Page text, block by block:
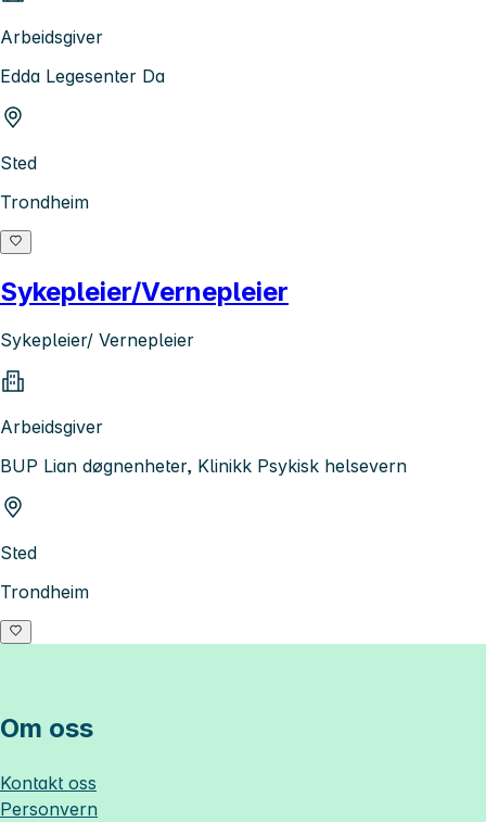
Arbeidsgiver
Edda Legesenter Da
Sted
Trondheim
Sykepleier/Vernepleier
Sykepleier/ Vernepleier
Arbeidsgiver
BUP Lian døgnenheter, Klinikk Psykisk helsevern
Sted
Trondheim
Om oss
Kontakt oss
Personvern